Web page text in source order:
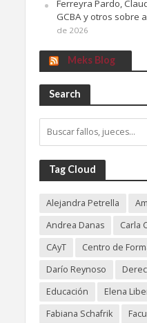
Ferreyra Pardo,
GCBA y otros sobre
de 2026
Meks Blog
Search
Tag Cloud
Alejandra Petrella
Andrea Danas
Carla
CAyT
Centro de
Darío Reynoso
Educación
Elena
Fabiana Schafrik